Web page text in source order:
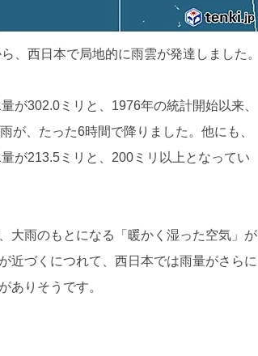
、西日本で局地的に雨雲が発達しました。
が302.0ミリと、1976年の統計開始以来、
が、たった6時間で降りました。他にも、
が213.5ミリと、200ミリ以上となってい
大雨のもとになる「暖かく湿った空気」が
近づくにつれて、西日本では雨量がさらに
ありそうです。